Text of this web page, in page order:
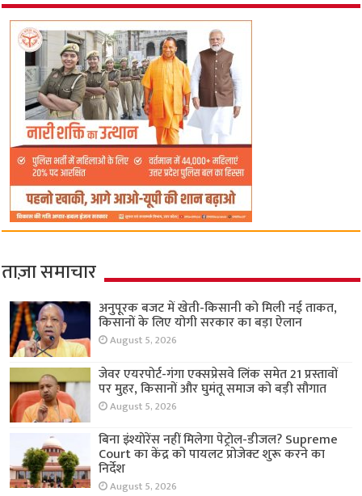
ताज़ा समाचार
अनुपूरक बजट में खेती-किसानी को मिली नई ताकत,
किसानों के लिए योगी सरकार का बड़ा ऐलान
August 5, 2026
जेवर एयरपोर्ट-गंगा एक्सप्रेसवे लिंक समेत 21 प्रस्तावों
पर मुहर, किसानों और घुमंतू समाज को बड़ी सौगात
August 5, 2026
बिना इंश्योरेंस नहीं मिलेगा पेट्रोल-डीजल? Supreme
Court का केंद्र को पायलट प्रोजेक्ट शुरू करने का
निर्देश
August 5, 2026